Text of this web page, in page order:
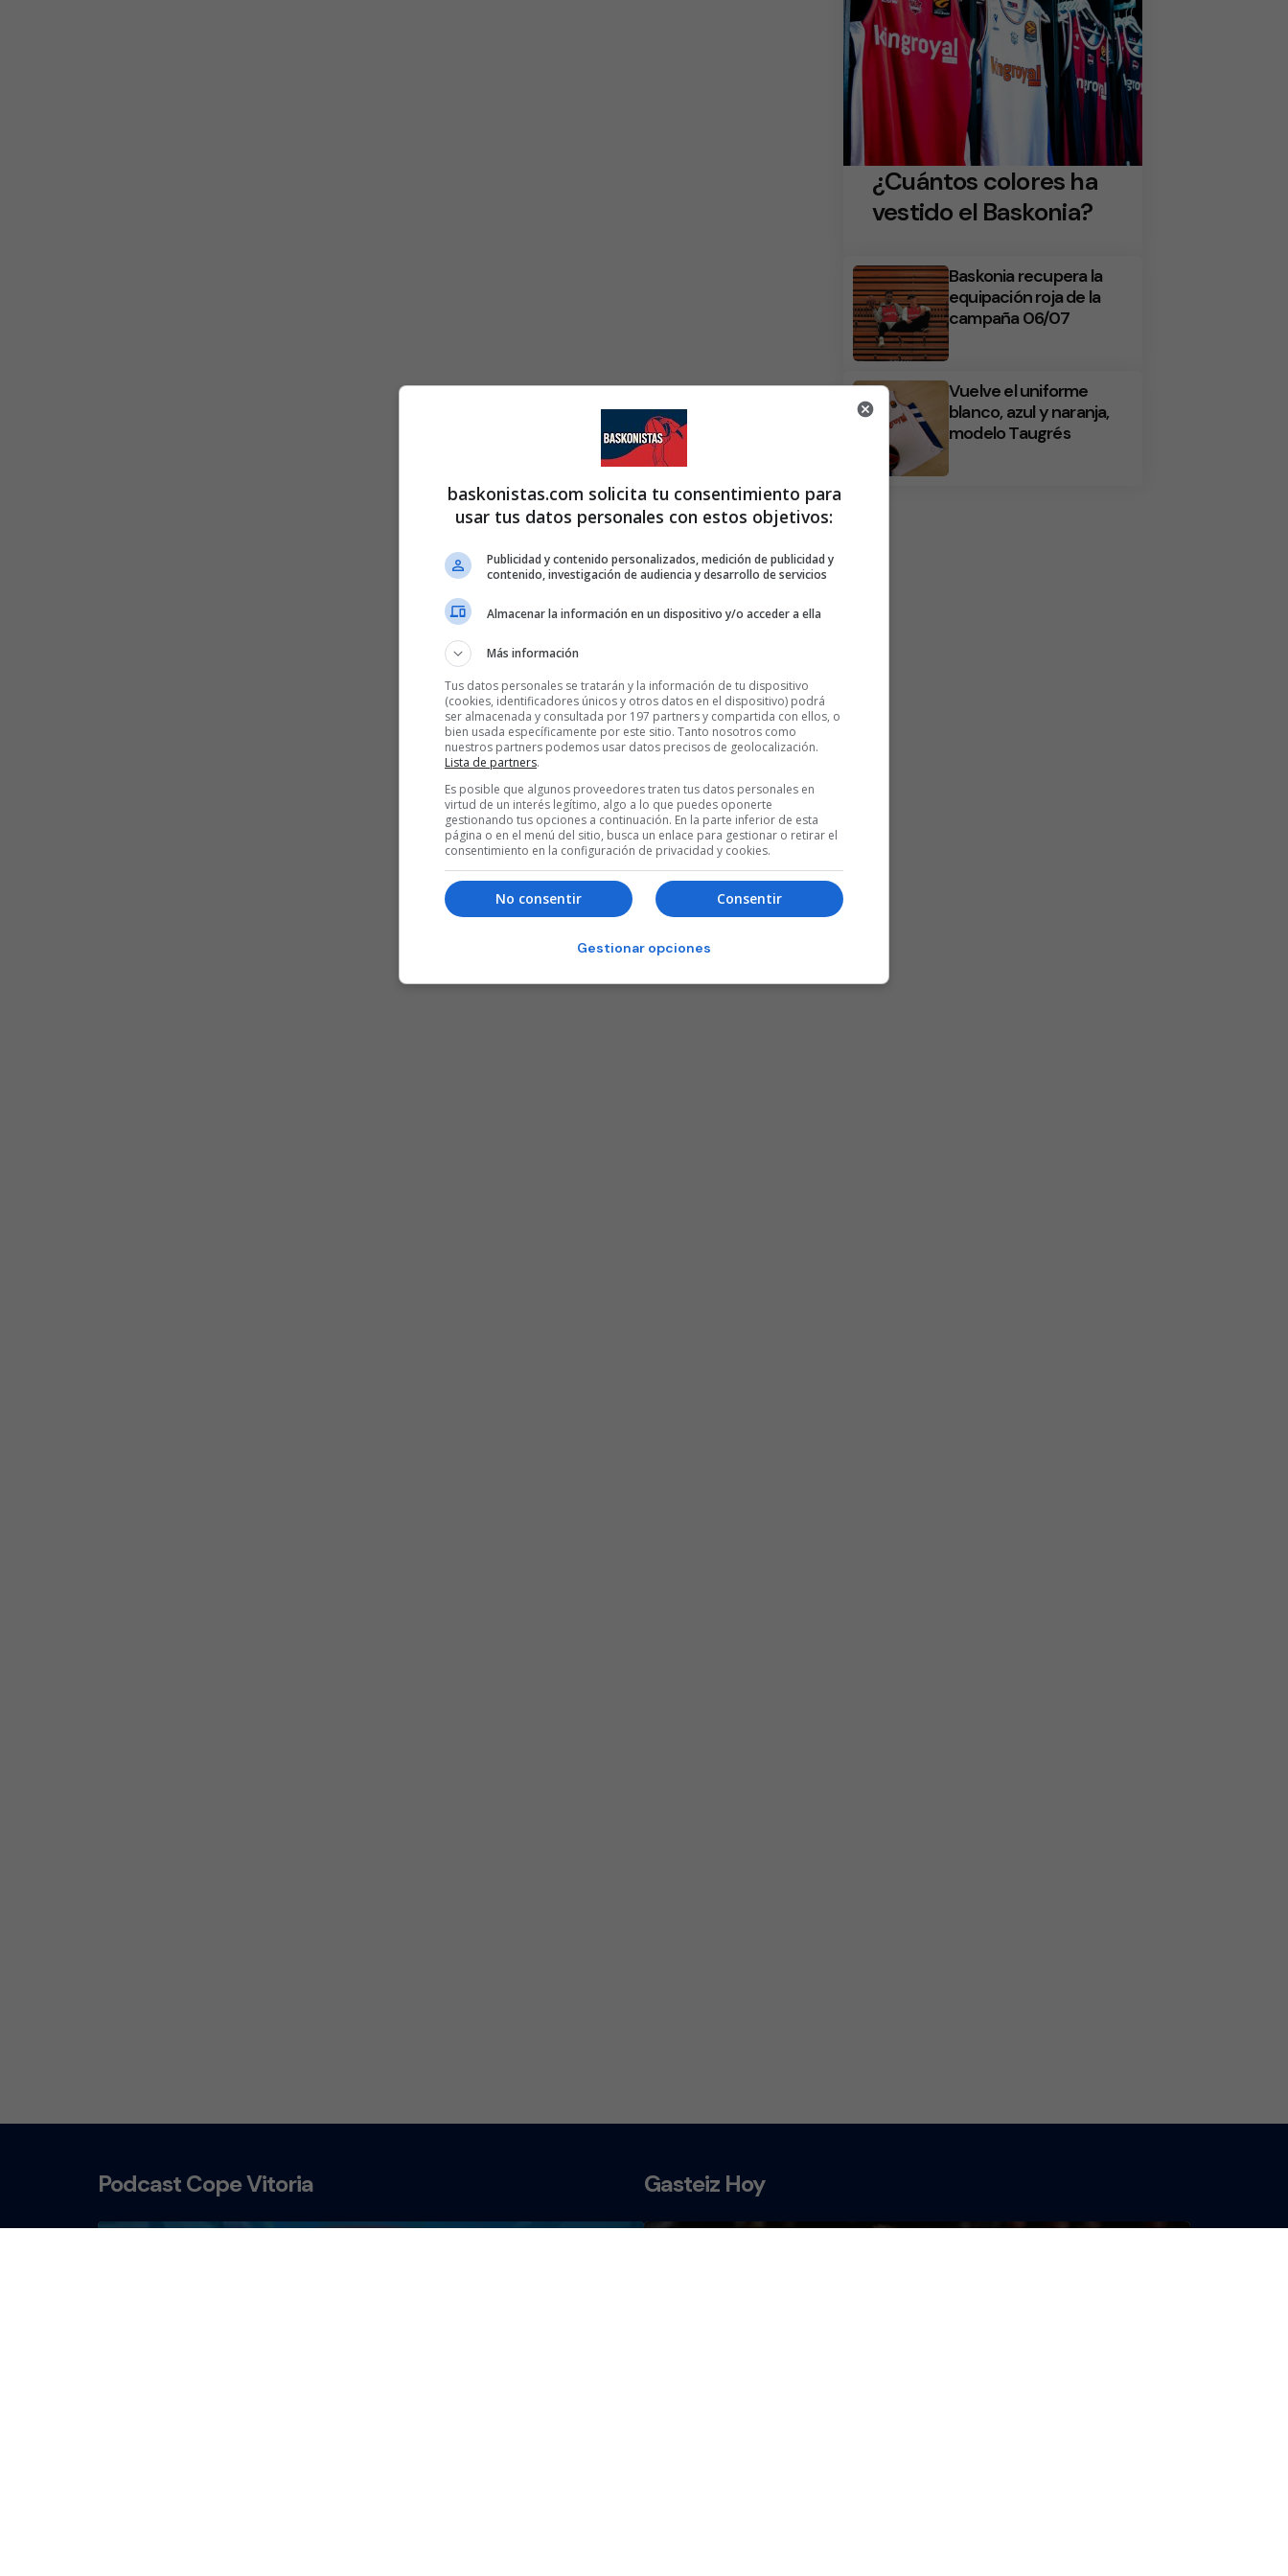
¿Cuántos colores ha
vestido el Baskonia?
Baskonia recupera la
equipación roja de la
campaña 06/07
Vuelve el uniforme
blanco, azul y naranja,
modelo Taugrés
Podcast Cope Vitoria Gasteiz Hoy
baskonistas.com solicita tu consentimiento para
usar tus datos personales con estos objetivos:
Publicidad y contenido personalizados, medición de publicidad y
contenido, investigación de audiencia y desarrollo de servicios
Almacenar la información en un dispositivo y/o acceder a ella
Más información
Tus datos personales se tratarán y la información de tu dispositivo
(cookies, identificadores únicos y otros datos en el dispositivo) podrá
ser almacenada y consultada por 197 partners y compartida con ellos, o
bien usada específicamente por este sitio. Tanto nosotros como
nuestros partners podemos usar datos precisos de geolocalización.
Lista de partners.
Es posible que algunos proveedores traten tus datos personales en
virtud de un interés legítimo, algo a lo que puedes oponerte
gestionando tus opciones a continuación. En la parte inferior de esta
página o en el menú del sitio, busca un enlace para gestionar o retirar el
consentimiento en la configuración de privacidad y cookies.
Consentir
No consentir
Gestionar opciones